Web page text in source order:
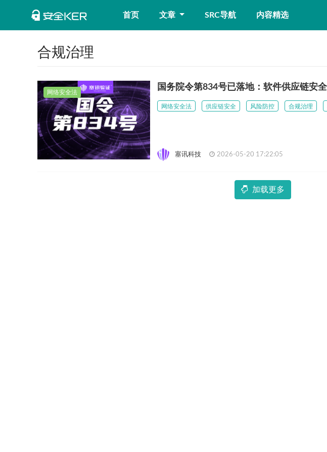
首页 文章 SRC导航 内容精选
合规治理
网络安全法
国务院令第834号已落地：软件供应链安
网络安全法 供应链安全 风险防控 合规治理
塞讯科技 2026-05-20 17:22:05
加载更多